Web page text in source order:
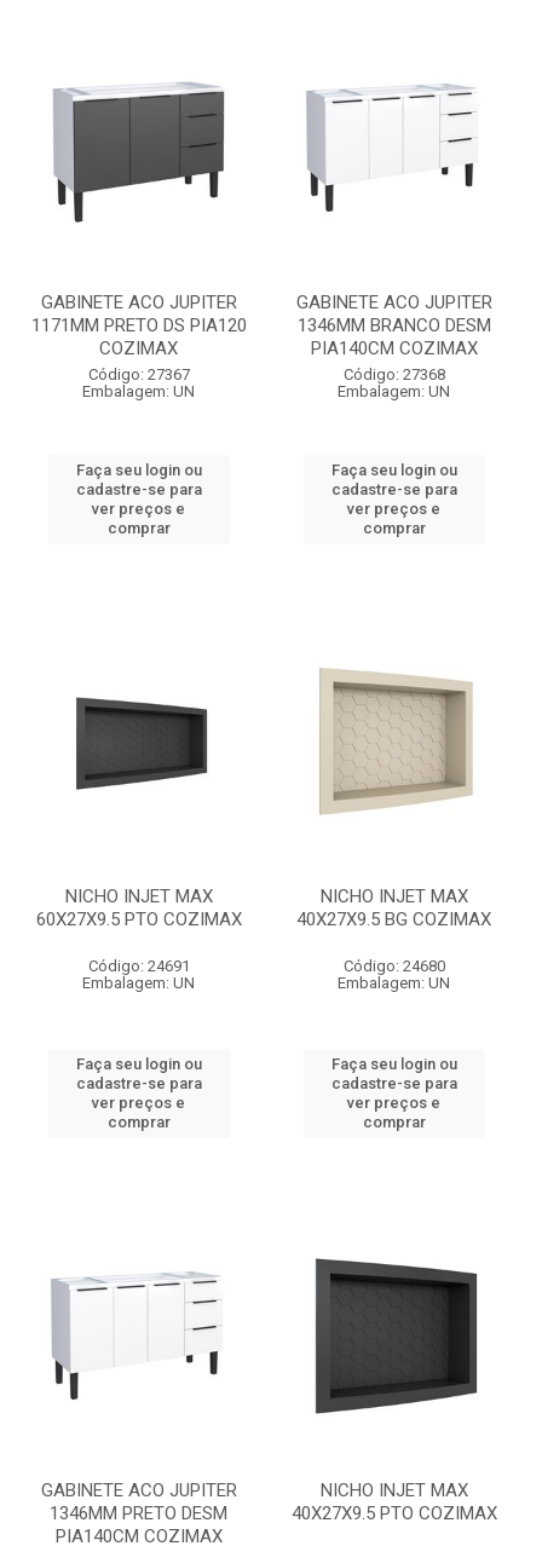
GABINETE ACO JUPITER
1171MM PRETO DS PIA120
COZIMAX
Código: 27367
Embalagem: UN
Faça seu login ou
cadastre-se para
ver preços e
comprar
GABINETE ACO JUPITER
1346MM BRANCO DESM
PIA140CM COZIMAX
Código: 27368
Embalagem: UN
Faça seu login ou
cadastre-se para
ver preços e
comprar
NICHO INJET MAX
60X27X9.5 PTO COZIMAX
Código: 24691
Embalagem: UN
Faça seu login ou
cadastre-se para
ver preços e
comprar
NICHO INJET MAX
40X27X9.5 BG COZIMAX
Código: 24680
Embalagem: UN
Faça seu login ou
cadastre-se para
ver preços e
comprar
GABINETE ACO JUPITER
1346MM PRETO DESM
PIA140CM COZIMAX
NICHO INJET MAX
40X27X9.5 PTO COZIMAX